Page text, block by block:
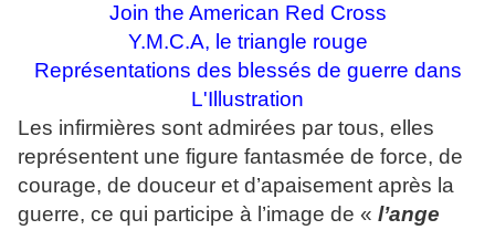
Join the American Red Cross
Y.M.C.A, le triangle rouge
Représentations des blessés de guerre dans
L'Illustration
Les infirmières sont admirées par tous, elles
représentent une figure fantasmée de force, de
courage, de douceur et d’apaisement après la
guerre, ce qui participe à l’image de « l’ange